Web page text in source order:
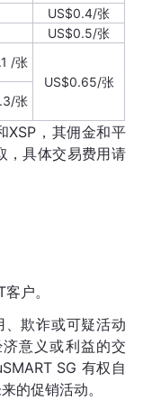
US$0.4/张
US$0.5/张
/张
US$0.65/张
张
XSP，其佣金和平
，具体交易费用请
户。
欺诈或可疑活动
意义或利益的交
SG 有权自
的促销活动。